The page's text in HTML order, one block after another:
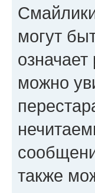
могут
можно
также